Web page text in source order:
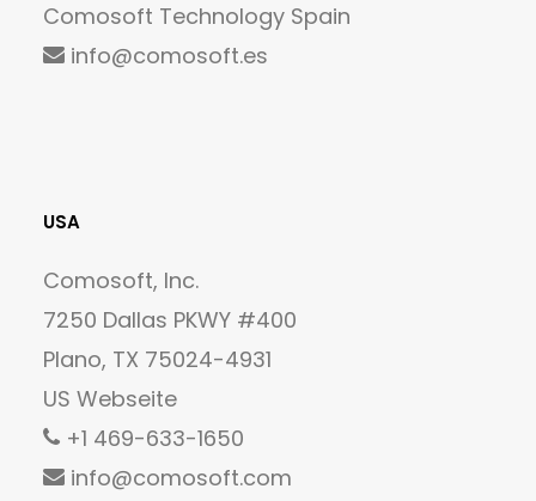
Comosoft Technology Spain
info@comosoft.es
USA
Comosoft, Inc.
7250 Dallas PKWY #400
Plano, TX 75024-4931
US Webseite
+1 469-633-1650
info@comosoft.com